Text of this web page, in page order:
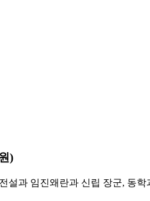
)
설과 임진왜란과 신립 장군, 동